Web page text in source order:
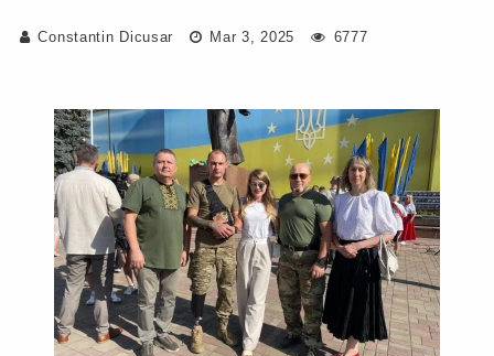
Constantin Dicusar Mar 3, 2025 6777